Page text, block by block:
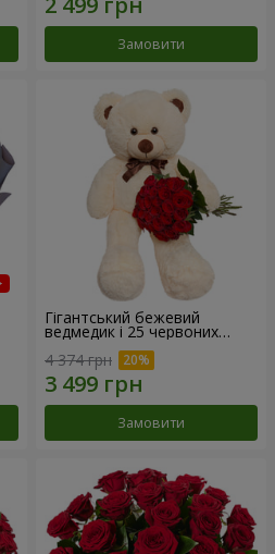
Замовити
Гігантський бежевий
ведмедик і 25 червоних
троянд
4 374 грн
Замовити